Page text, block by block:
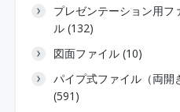
プレゼンテーション用フ
ル (132)
図面ファイル (10)
パイプ式ファイル（両開
(591)